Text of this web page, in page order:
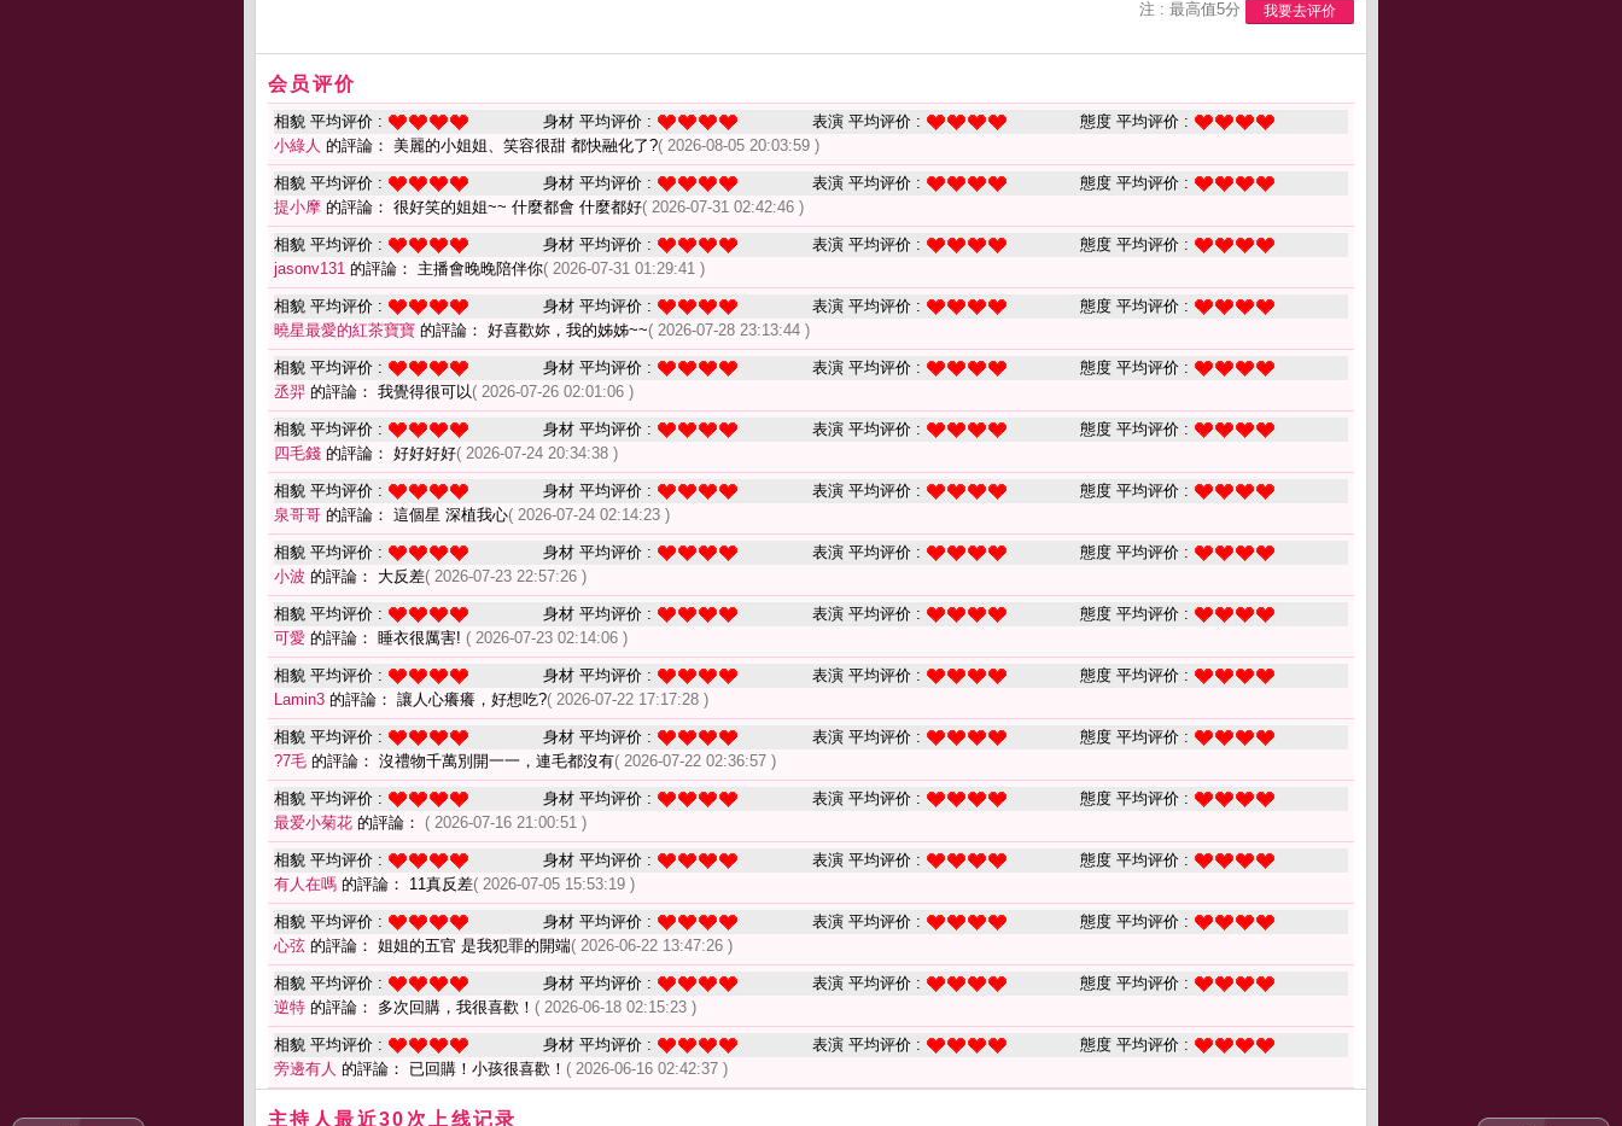
注 : 最高值5分 我要去评价
会员评价
相貌 平均评价 : 身材 平均评价 : 表演 平均评价 :
態度 平均评价 :
小綠人 的評論： 美麗的小姐姐、笑容很甜 都快融化了?( 2026-08-05 20:03:59 )
相貌 平均评价 : 身材 平均评价 : 表演 平均评价 :
態度 平均评价 :
提小摩 的評論： 很好笑的姐姐~~ 什麼都會 什麼都好( 2026-07-31 02:42:46 )
相貌 平均评价 : 身材 平均评价 : 表演 平均评价 :
態度 平均评价 :
jasonv131 的評論： 主播會晚晚陪伴你( 2026-07-31 01:29:41 )
相貌 平均评价 : 身材 平均评价 : 表演 平均评价 :
態度 平均评价 :
曉星最愛的紅茶寶寶 的評論： 好喜歡妳，我的姊姊~~( 2026-07-28 23:13:44 )
相貌 平均评价 : 身材 平均评价 : 表演 平均评价 :
態度 平均评价 :
丞羿 的評論： 我覺得很可以( 2026-07-26 02:01:06 )
相貌 平均评价 : 身材 平均评价 : 表演 平均评价 :
態度 平均评价 :
四毛錢 的評論： 好好好好( 2026-07-24 20:34:38 )
相貌 平均评价 : 身材 平均评价 : 表演 平均评价 :
態度 平均评价 :
泉哥哥 的評論： 這個星 深植我心( 2026-07-24 02:14:23 )
相貌 平均评价 : 身材 平均评价 : 表演 平均评价 :
態度 平均评价 :
小波 的評論： 大反差( 2026-07-23 22:57:26 )
相貌 平均评价 : 身材 平均评价 : 表演 平均评价 :
態度 平均评价 :
可愛 的評論： 睡衣很厲害! ( 2026-07-23 02:14:06 )
相貌 平均评价 : 身材 平均评价 : 表演 平均评价 :
態度 平均评价 :
Lamin3 的評論： 讓人心癢癢，好想吃?( 2026-07-22 17:17:28 )
相貌 平均评价 : 身材 平均评价 : 表演 平均评价 :
態度 平均评价 :
?7毛 的評論： 沒禮物千萬別開一一，連毛都沒有( 2026-07-22 02:36:57 )
相貌 平均评价 : 身材 平均评价 : 表演 平均评价 :
態度 平均评价 :
最爱小菊花 的評論： ( 2026-07-16 21:00:51 )
相貌 平均评价 : 身材 平均评价 : 表演 平均评价 :
態度 平均评价 :
有人在嗎 的評論： 11真反差( 2026-07-05 15:53:19 )
相貌 平均评价 : 身材 平均评价 : 表演 平均评价 :
態度 平均评价 :
心弦 的評論： 姐姐的五官 是我犯罪的開端( 2026-06-22 13:47:26 )
相貌 平均评价 : 身材 平均评价 : 表演 平均评价 :
態度 平均评价 :
逆特 的評論： 多次回購，我很喜歡！ ( 2026-06-18 02:15:23 )
相貌 平均评价 : 身材 平均评价 : 表演 平均评价 :
態度 平均评价 :
旁邊有人 的評論： 已回購！小孩很喜歡！ ( 2026-06-16 02:42:37 )
主持人最近30次上线记录